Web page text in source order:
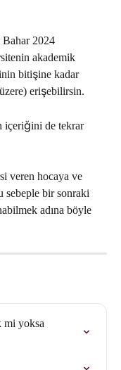
2024
akademik
bitişine kadar
erişebilirsin.
içeriğini de tekrar
veren hocaya ve
bir sonraki
adına böyle
mi yoksa